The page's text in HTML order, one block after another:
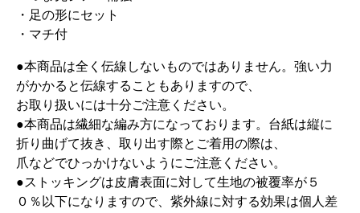
・足の形にセット
・マチ付
●本商品は全く伝線しないものではありません。強い力
がかかると伝線することもありますので、
お取り扱いには十分ご注意ください。
●本商品は繊細な編み方になっております。台紙は縦に
折り曲げて抜き、取り出す際とご着用の際は、
爪などでひっかけないようにご注意ください。
●ストッキングは皮膚表面に対して生地の被覆率が５
０％以下になりますので、紫外線に対する効果は個人差